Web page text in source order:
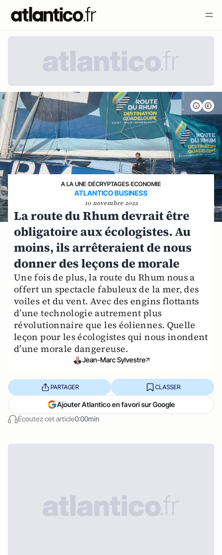
A LA UNE›DÉCRYPTAGES›ECONOMIE
ATLANTICO BUSINESS
10 novembre 2022
La route du Rhum devrait être
obligatoire aux écologistes. Au
moins, ils arrêteraient de nous
donner des leçons de morale
Une fois de plus, la route du Rhum nous a
offert un spectacle fabuleux de la mer, des
voiles et du vent. Avec des engins flottants
d’une technologie autrement plus
révolutionnaire que les éoliennes. Quelle
leçon pour les écologistes qui nous inondent
d’une morale dangereuse.
Jean-Marc Sylvestre
Écoutez cet article0:00min
PARTAGER CLASSER
Ajouter Atlantico en favori sur Google